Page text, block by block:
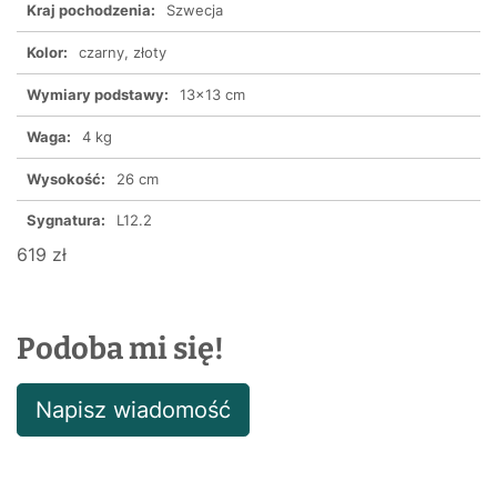
Kraj pochodzenia: Szwecja
Kolor: czarny, złoty
Wymiary podstawy: 13x13 cm
Waga: 4 kg
Wysokość: 26 cm
Sygnatura: L12.2
619 zł
Podoba mi się!
Napisz wiadomość